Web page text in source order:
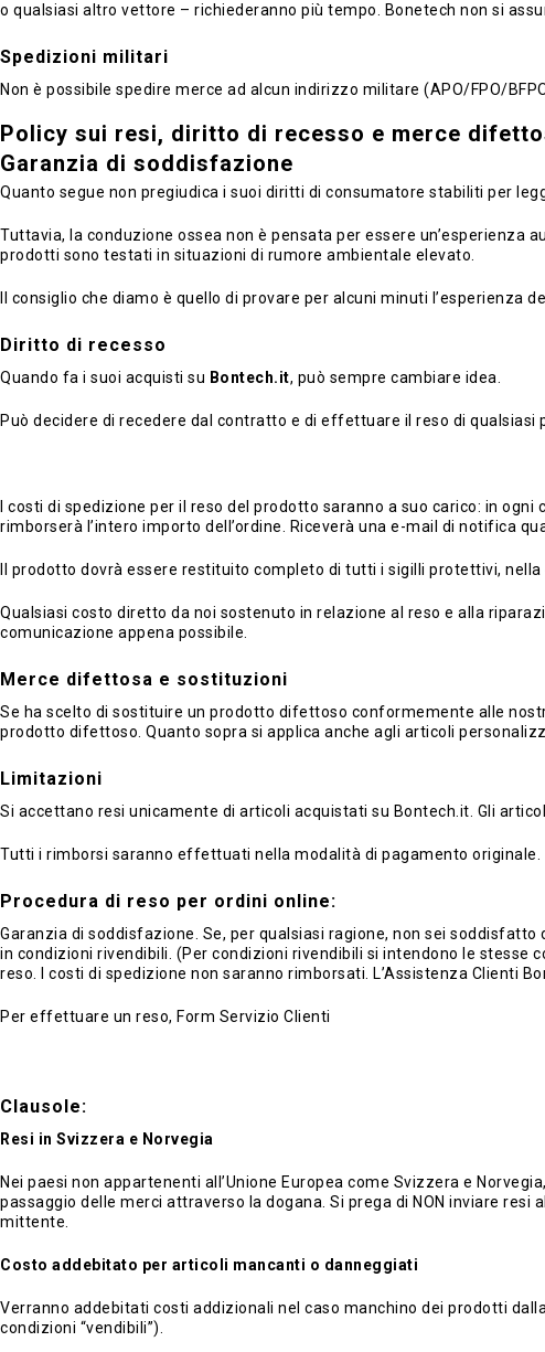
o qualsiasi altro vettore – richiederanno più tempo. Bonetech non si
Spedizioni militari
Non è possibile spedire merce ad alcun indirizzo militare (APO/FPO/
Policy sui resi, diritto di recesso e merce
Garanzia di soddisfazione
Quanto segue non pregiudica i suoi diritti di consumatore stabiliti per
Tuttavia, la conduzione ossea non è pensata per essere un’esperienza
prodotti sono testati in situazioni di rumore ambientale elevato.
Il consiglio che diamo è quello di provare per alcuni minuti l’esperienza
Diritto di recesso
Quando fa i suoi acquisti su Bontech.it, può sempre cambiare idea.
Può decidere di recedere dal contratto e di effettuare il reso di
I costi di spedizione per il reso del prodotto saranno a suo carico: in
rimborserà l’intero importo dell’ordine. Riceverà una e-mail di notifica
Il prodotto dovrà essere restituito completo di tutti i sigilli protettivi,
Qualsiasi costo diretto da noi sostenuto in relazione al reso e alla
comunicazione appena possibile.
Merce difettosa e sostituzioni
Se ha scelto di sostituire un prodotto difettoso conformemente alle
prodotto difettoso. Quanto sopra si applica anche agli articoli
Limitazioni
Si accettano resi unicamente di articoli acquistati su Bontech.it. Gli
Tutti i rimborsi saranno effettuati nella modalità di pagamento originale.
Procedura di reso per ordini online:
Garanzia di soddisfazione. Se, per qualsiasi ragione, non sei
in condizioni rivendibili. (Per condizioni rivendibili si intendono le stesse
reso. I costi di spedizione non saranno rimborsati. L’Assistenza Clienti
Per effettuare un reso, Form Servizio Clienti
Clausole:
Resi in Svizzera e Norvegia
Nei paesi non appartenenti all’Unione Europea come Svizzera e
passaggio delle merci attraverso la dogana. Si prega di NON inviare resi
mittente.
Costo addebitato per articoli mancanti o danneggiati
Verranno addebitati costi addizionali nel caso manchino dei prodotti
condizioni “vendibili”).